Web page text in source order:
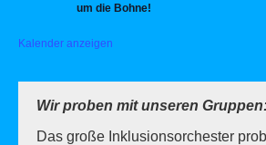
um die Bohne!
Kalender anzeigen
Wir proben mit unseren
Das große Inklusionsorchester